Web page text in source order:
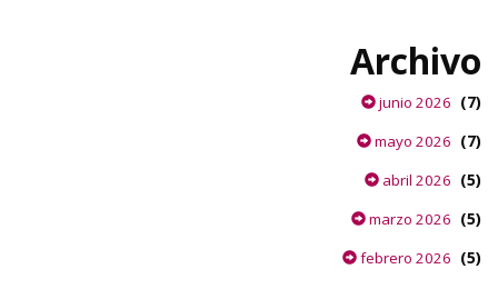
Archivo
junio 2026 (7)
mayo 2026 (7)
abril 2026 (5)
marzo 2026 (5)
febrero 2026 (5)